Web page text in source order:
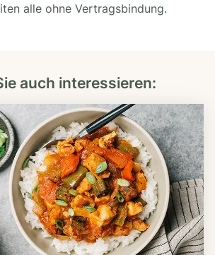
alle ohne Vertragsbindung.
auch interessieren: